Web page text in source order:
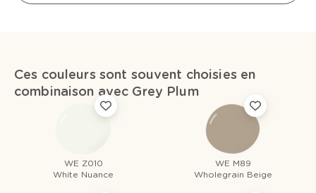
Ces couleurs sont souvent choisies en
combinaison avec Grey Plum
WE Z010
White Nuance
WE M89
Wholegrain Beige